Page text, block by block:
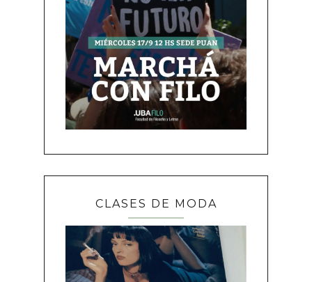
CLASES DE MODA